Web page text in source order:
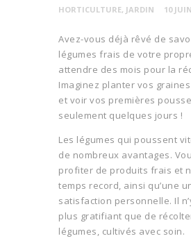
HORTICULTURE, JARDIN 10
Avez-vous déjà rêvé de
légumes frais de votre
attendre des mois pour la
Imaginez planter vos
et voir vos premières
seulement quelques jours !
Les légumes qui poussent
de nombreux avantages.
profiter de produits frais et
temps record, ainsi qu’une
satisfaction personnelle. Il
plus gratifiant que de
légumes, cultivés avec soin.